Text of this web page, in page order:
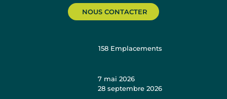
NOUS CONTACTER
158 Emplacements
7 mai 2026
28 septembre 2026